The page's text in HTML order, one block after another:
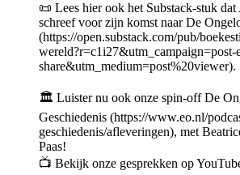
📜 Lees hier ook het Substack-stuk
schreef voor zijn komst naar De
(https://open.substack.com/pub/
wereld?r=c1i27&utm_campaign=post-
share&utm_medium=post%20viewer).
🏛 Luister nu ook onze spin-off De
Geschiedenis (https://www.eo.nl/
geschiedenis/afleveringen), met
Paas!
📺 Bekijk onze gesprekken op